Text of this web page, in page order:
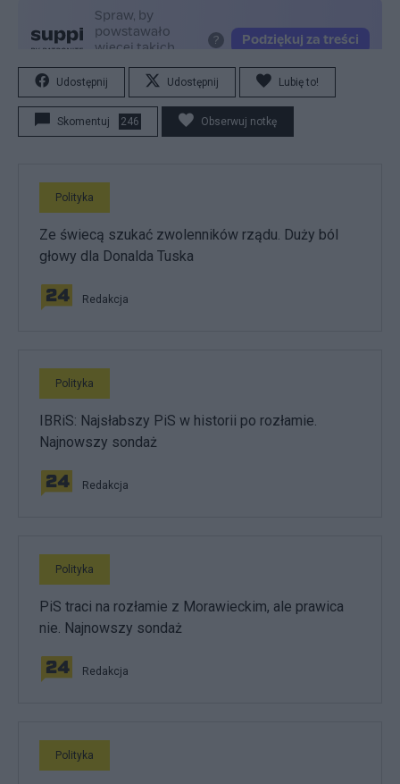
Udostępnij Udostępnij Lubię to!
Skomentuj 246 Obserwuj notkę
Polityka
Ze świecą szukać zwolenników rządu. Duży ból
głowy dla Donalda Tuska
Redakcja
Polityka
IBRiS: Najsłabszy PiS w historii po rozłamie.
Najnowszy sondaż
Redakcja
Polityka
PiS traci na rozłamie z Morawieckim, ale prawica
nie. Najnowszy sondaż
Redakcja
Polityka